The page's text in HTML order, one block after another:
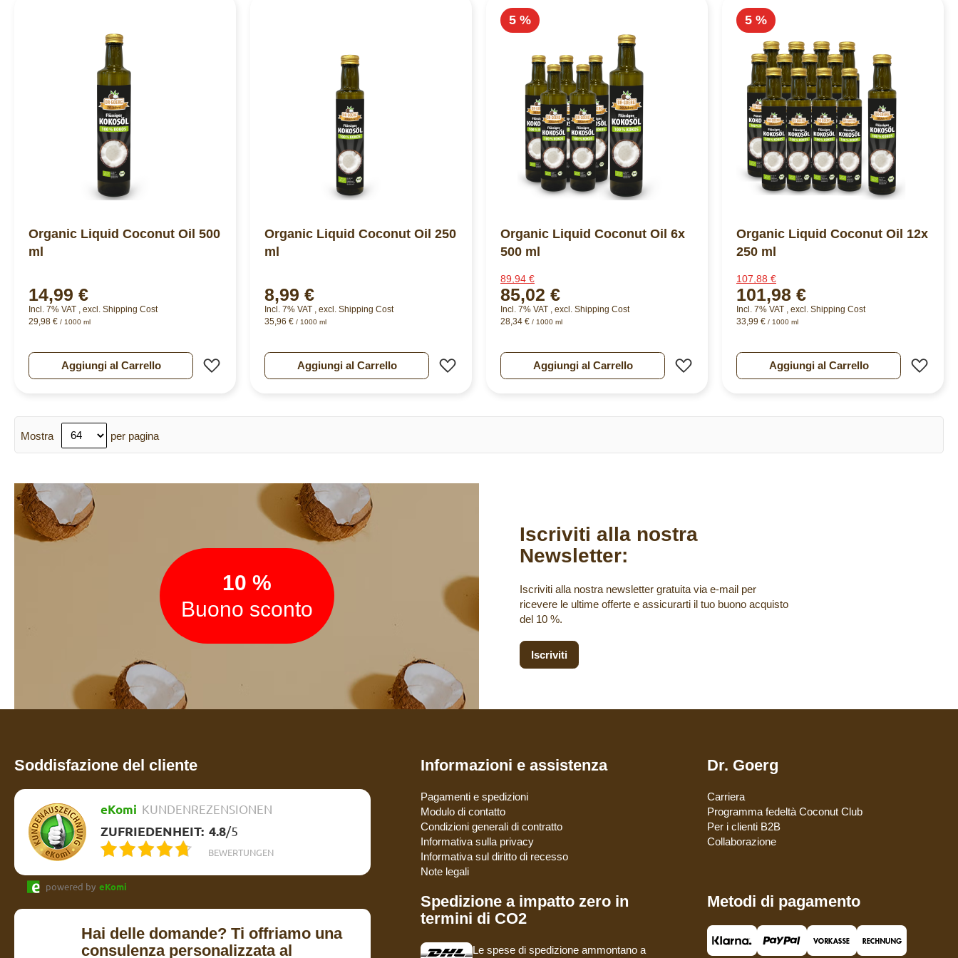
Organic Liquid Coconut Oil 500
ml
14,99 €
Incl. 7% VAT excl. Shipping Cost
29,98 € / 1000 ml
Aggiungi al Carrello Aggiungi alla lista desideri
Organic Liquid Coconut Oil 250
ml
8,99 €
Incl. 7% VAT excl. Shipping Cost
35,96 € / 1000 ml
Aggiungi al Carrello Aggiungi alla lista desideri
5 %
Organic Liquid Coconut Oil 6x
500 ml
89,94 €
85,02 €
Incl. 7% VAT excl. Shipping Cost
28,34 € / 1000 ml
Aggiungi al Carrello Aggiungi alla lista desideri
5 %
Organic Liquid Coconut Oil 12x
250 ml
107,88 €
101,98 €
Incl. 7% VAT excl. Shipping Cost
33,99 € / 1000 ml
Aggiungi al Carrello
Mostra per pagina
Newsletter
10 %
Buono sconto
Iscriviti alla nostra
Newsletter:
Iscriviti alla nostra newsletter gratuita via e-mail per
ricevere le ultime offerte e assicurarti il tuo buono acquisto
del 10 %.
Iscriviti
Soddisfazione del cliente
eKomi KUNDENREZENSIONEN
ZUFRIEDENHEIT: 4.8/5
BEWERTUNGEN
powered by eKomi
Hai delle domande? Ti offriamo una
consulenza personalizzata al
Informazioni e assistenza
Pagamenti e spedizioni
Modulo di contatto
Condizioni generali di contratto
Informativa sulla privacy
Informativa sul diritto di recesso
Note legali
Dr. Goerg
Carriera
Programma fedeltà Coconut Club
Per i clienti B2B
Collaborazione
Spedizione a impatto zero in
termini di CO2
Le spese di spedizione ammontano a
Metodi di pagamento